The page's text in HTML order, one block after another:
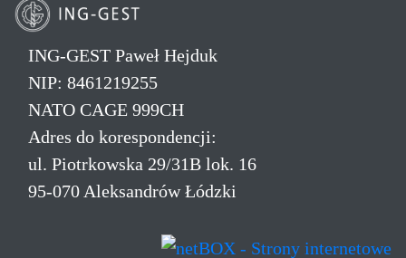
ING-GEST Paweł Hejduk
NIP: 8461219255
NATO CAGE 999CH
Adres do korespondencji:
ul. Piotrkowska 29/31B lok. 16
95-070 Aleksandrów Łódzki